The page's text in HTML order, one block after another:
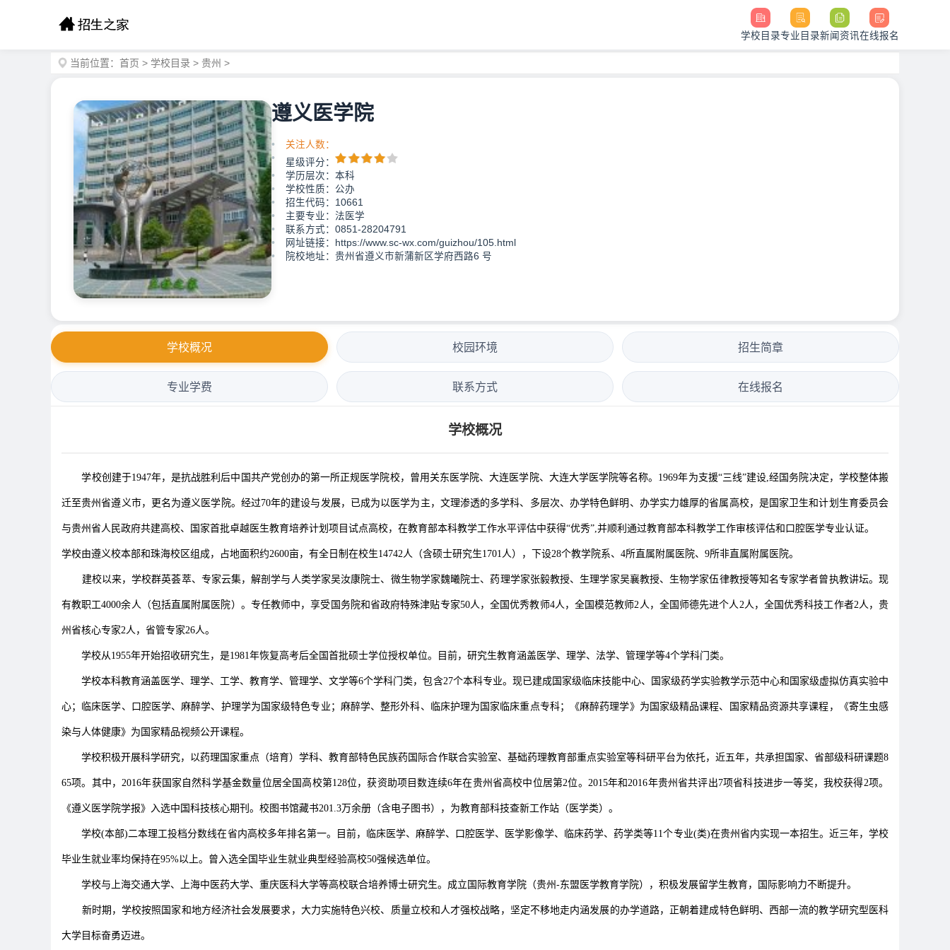
学校目录专业目录新闻资讯在线报名
当前位置： 首页 > 学校目录 > 贵州 >
遵义医学院
关注人数：
星级评分：
学历层次：本科
学校性质：公办
招生代码：10661
主要专业：法医学
联系方式：0851-28204791
网址链接：https://www.sc-wx.com/guizhou/105.html
院校地址：贵州省遵义市新蒲新区学府西路6 号
学校概况 校园环境 招生简章
专业学费 联系方式 在线报名
学校概况
学校创建于1947年，是抗战胜利后中国共产党创办的第一所正规医学院校，曾用关东医学院、大连医学院、大连大学医学院等名称。1969年为支援“三线”建设,经国务院决定，学校整体搬
迁至贵州省遵义市，更名为遵义医学院。经过70年的建设与发展，已成为以医学为主，文理渗透的多学科、多层次、办学特色鲜明、办学实力雄厚的省属高校，是国家卫生和计划生育委员会
与贵州省人民政府共建高校、国家首批卓越医生教育培养计划项目试点高校，在教育部本科教学工作水平评估中获得“优秀”,并顺利通过教育部本科教学工作审核评估和口腔医学专业认证。
学校由遵义校本部和珠海校区组成，占地面积约2600亩，有全日制在校生14742人（含硕士研究生1701人），下设28个教学院系、4所直属附属医院、9所非直属附属医院。
建校以来，学校群英荟萃、专家云集，解剖学与人类学家吴汝康院士、微生物学家魏曦院士、药理学家张毅教授、生理学家吴襄教授、生物学家伍律教授等知名专家学者曾执教讲坛。现
有教职工4000余人（包括直属附属医院）。专任教师中，享受国务院和省政府特殊津贴专家50人，全国优秀教师4人，全国模范教师2人，全国师德先进个人2人，全国优秀科技工作者2人，贵
州省核心专家2人，省管专家26人。
学校从1955年开始招收研究生，是1981年恢复高考后全国首批硕士学位授权单位。目前，研究生教育涵盖医学、理学、法学、管理学等4个学科门类。
学校本科教育涵盖医学、理学、工学、教育学、管理学、文学等6个学科门类，包含27个本科专业。现已建成国家级临床技能中心、国家级药学实验教学示范中心和国家级虚拟仿真实验中
心；临床医学、口腔医学、麻醉学、护理学为国家级特色专业；麻醉学、整形外科、临床护理为国家临床重点专科；《麻醉药理学》为国家级精品课程、国家精品资源共享课程，《寄生虫感
染与人体健康》为国家精品视频公开课程。
学校积极开展科学研究，以药理国家重点（培育）学科、教育部特色民族药国际合作联合实验室、基础药理教育部重点实验室等科研平台为依托，近五年，共承担国家、省部级科研课题8
65项。其中，2016年获国家自然科学基金数量位居全国高校第128位，获资助项目数连续6年在贵州省高校中位居第2位。2015年和2016年贵州省共评出7项省科技进步一等奖，我校获得2项。
《遵义医学院学报》入选中国科技核心期刊。校图书馆藏书201.3万余册（含电子图书），为教育部科技查新工作站（医学类）。
学校(本部)二本理工投档分数线在省内高校多年排名第一。目前，临床医学、麻醉学、口腔医学、医学影像学、临床药学、药学类等11个专业(类)在贵州省内实现一本招生。近三年，学校
毕业生就业率均保持在95%以上。曾入选全国毕业生就业典型经验高校50强候选单位。
学校与上海交通大学、上海中医药大学、重庆医科大学等高校联合培养博士研究生。成立国际教育学院（贵州-东盟医学教育学院），积极发展留学生教育，国际影响力不断提升。
新时期，学校按照国家和地方经济社会发展要求，大力实施特色兴校、质量立校和人才强校战略，坚定不移地走内涵发展的办学道路，正朝着建成特色鲜明、西部一流的教学研究型医科
大学目标奋勇迈进。